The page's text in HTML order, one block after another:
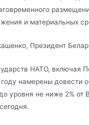
и материальных
Президент
НАТО, включая
году намерены довести
уровня не ниже 2% от